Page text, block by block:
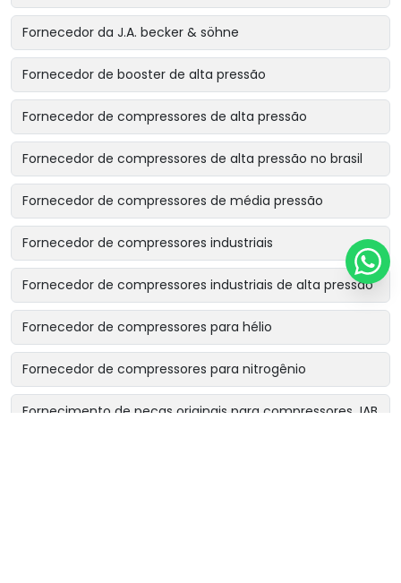
Fornecedor da J.A. becker & söhne
Fornecedor de booster de alta pressão
Fornecedor de compressores de alta pressão
Fornecedor de compressores de alta pressão no brasil
Fornecedor de compressores de média pressão
Fornecedor de compressores industriais
Fornecedor de compressores industriais de alta pressão
Fornecedor de compressores para hélio
Fornecedor de compressores para nitrogênio
Fornecimento de peças originais para compressores JAB